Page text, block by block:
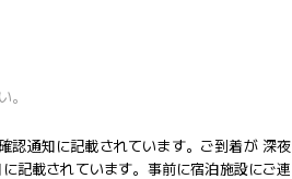
。
認通知に記載されています。ご到着が 深夜
記載されています。事前に宿泊施設にご連